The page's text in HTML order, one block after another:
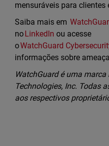
mensuráveis para
Saiba mais em
no LinkedIn ou acesse
oWatchGuard
informações sobre
WatchGuard é uma
Technologies, Inc. Todas
aos respectivos